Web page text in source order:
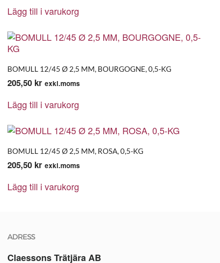
Lägg till i varukorg
BOMULL 12/45 Ø 2,5 MM, BOURGOGNE, 0,5-KG
205,50 kr exkl.moms
Lägg till i varukorg
BOMULL 12/45 Ø 2,5 MM, ROSA, 0,5-KG
205,50 kr exkl.moms
Lägg till i varukorg
ADRESS
Claessons Trätjära AB